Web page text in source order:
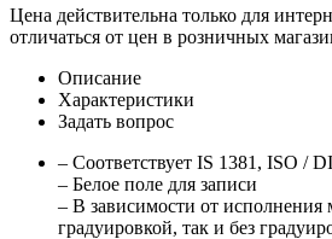
Цена действительна только для
отличаться от цен в розничных
Описание
Характеристики
Задать вопрос
– Соответствует IS 1381, ISO /
– Белое поле для записи
– В зависимости от исполнения
градуировкой, так и без